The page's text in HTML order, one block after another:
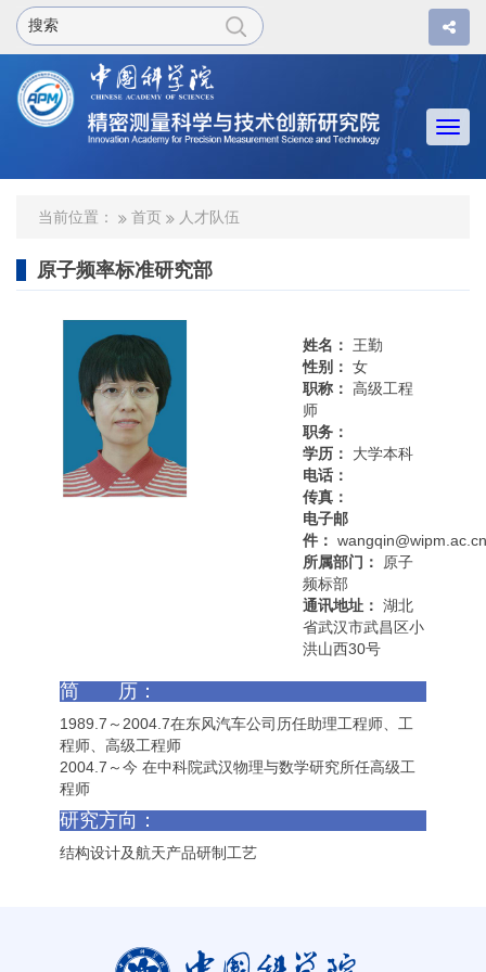
当前位置： 首页 人才队伍
原子频率标准研究部
姓名：
王勤
性别： 女
职称： 高级工程
师
职务：
学历：
大学本科
电话：
传真：
电子邮
件： wangqin@wipm.ac.cn
所属部门：
原子
频标部
通讯地址： 湖北
省武汉市武昌区小
洪山西30号
简 历：
1989.7～2004.7在东风汽车公司历任助理工程师、工
程师、高级工程师
2004.7～今 在中科院武汉物理与数学研究所任高级工
程师
研究方向：
结构设计及航天产品研制工艺